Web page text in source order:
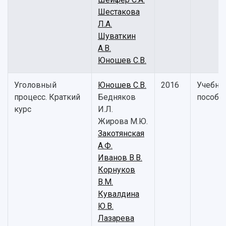
Шестакова
Л.А.
Шуваткин
А.В.
Юношев С.В.
Уголовный
процесс. Краткий
курс
Юношев С.В.
Бедняков
И.Л.
Жирова М.Ю.
Закотянская
А.Ф.
Иванов В.В.
Корнуков
В.М.
Кувалдина
Ю.В.
Лазарева
2016